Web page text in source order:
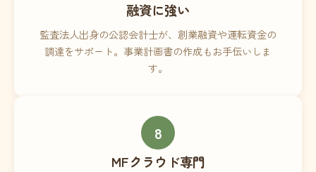
融資に強い
監査法人出身の公認会計士が、創業融資や運転資金の
調達をサポート。事業計画書の作成もお手伝いしま
す。
8
MFクラウド専門